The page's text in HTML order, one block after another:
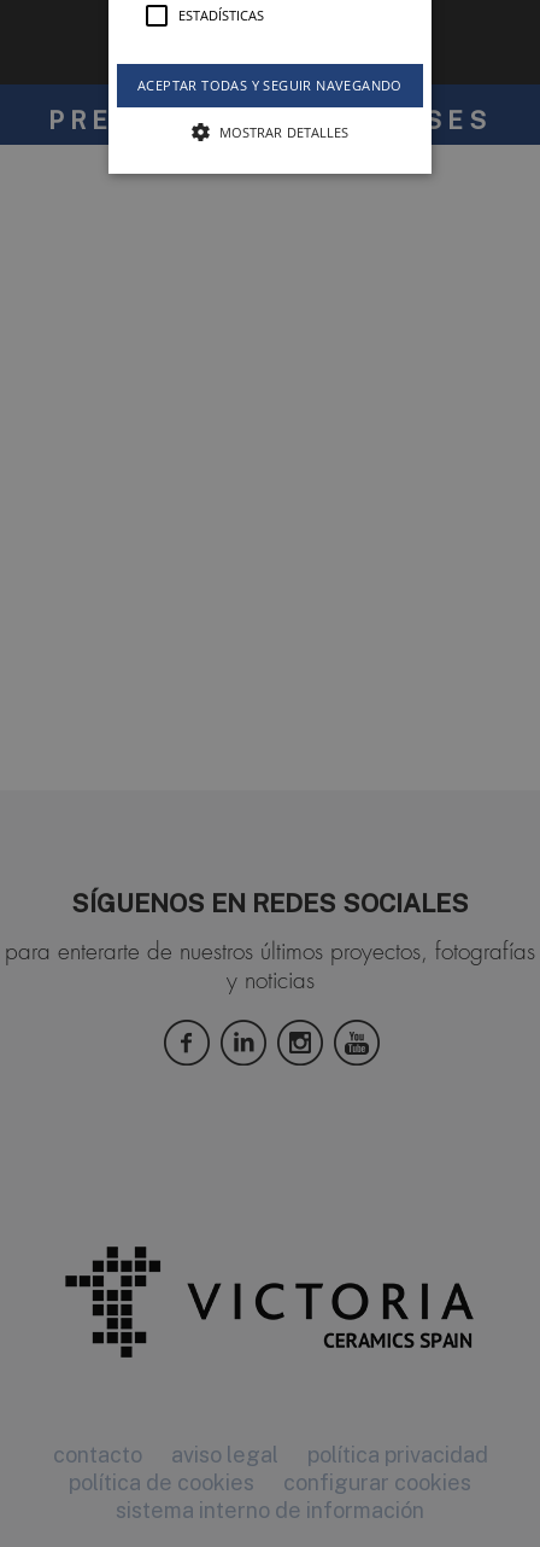
PRESENTE EN 120 PAÍSES
SÍGUENOS EN REDES SOCIALES
para enterarte de nuestros últimos proyectos, fotografías
y noticias
contacto aviso legal
política privacidad
política de cookies
configurar cookies
sistema interno de información
ESTADÍSTICAS
ACEPTAR TODAS Y SEGUIR NAVEGANDO
MOSTRAR DETALLES